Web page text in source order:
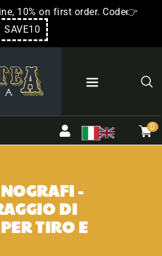
10% on first order. Code👉
SAVE10
0
0
-
DI
TIRO E